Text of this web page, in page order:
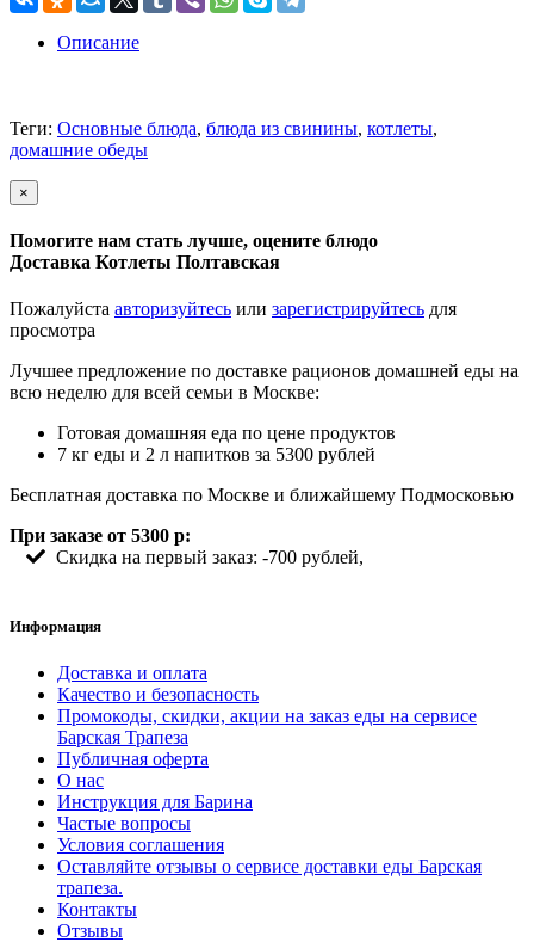
Описание
Теги: Основные блюда, блюда из свинины, котлеты,
домашние обеды
×
Помогите нам стать лучше, оцените блюдо
Доставка Котлеты Полтавская
Пожалуйста авторизуйтесь или зарегистрируйтесь для
просмотра
Лучшее предложение по доставке рационов домашней еды на
всю неделю для всей семьи в Москве:
Готовая домашняя еда по цене продуктов
7 кг еды и 2 л напитков за 5300 рублей
Бесплатная доставка по Москве и ближайшему Подмосковью
При заказе от 5300 р:
Скидка на первый заказ: -700 рублей,
Информация
Доставка и оплата
Качество и безопасность
Промокоды, скидки, акции на заказ еды на сервисе
Барская Трапеза
Публичная оферта
О нас
Инструкция для Барина
Частые вопросы
Условия соглашения
Оставляйте отзывы о сервисе доставки еды Барская
трапеза.
Контакты
Отзывы